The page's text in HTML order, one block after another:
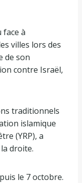
face à
villes lors des
de son
contre Israël,
traditionnels
islamique
(YRP), a
droite.
le 7 octobre.